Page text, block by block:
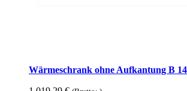
Wärmeschrank ohne Aufkantung B